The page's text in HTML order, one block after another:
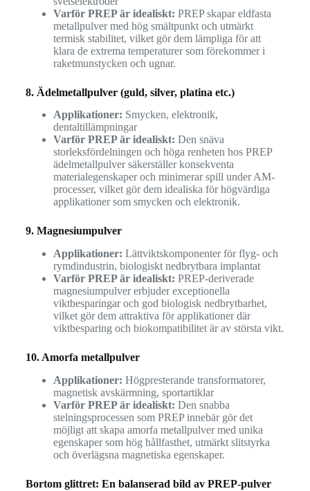
Varför PREP är idealiskt: PREP skapar eldfasta
metallpulver med hög smältpunkt och utmärkt
termisk stabilitet, vilket gör dem lämpliga för att
klara de extrema temperaturer som förekommer i
raketmunstycken och ugnar.
8. Ädelmetallpulver (guld, silver, platina etc.)
Applikationer: Smycken, elektronik,
dentaltillämpningar
Varför PREP är idealiskt: Den snäva
storleksfördelningen och höga renheten hos PREP
ädelmetallpulver säkerställer konsekventa
materialegenskaper och minimerar spill under AM-
processer, vilket gör dem idealiska för högvärdiga
applikationer som smycken och elektronik.
9. Magnesiumpulver
Applikationer: Lättviktskomponenter för flyg- och
rymdindustrin, biologiskt nedbrytbara implantat
Varför PREP är idealiskt: PREP-deriverade
magnesiumpulver erbjuder exceptionella
viktbesparingar och god biologisk nedbrytbarhet,
vilket gör dem attraktiva för applikationer där
viktbesparing och biokompatibilitet är av största vikt.
10. Amorfa metallpulver
Applikationer: Högpresterande transformatorer,
magnetisk avskärmning, sportartiklar
Varför PREP är idealiskt: Den snabba
stelningsprocessen som PREP innebär gör det
möjligt att skapa amorfa metallpulver med unika
egenskaper som hög hållfasthet, utmärkt slitstyrka
och överlägsna magnetiska egenskaper.
Bortom glittret: En balanserad bild av PREP-pulver